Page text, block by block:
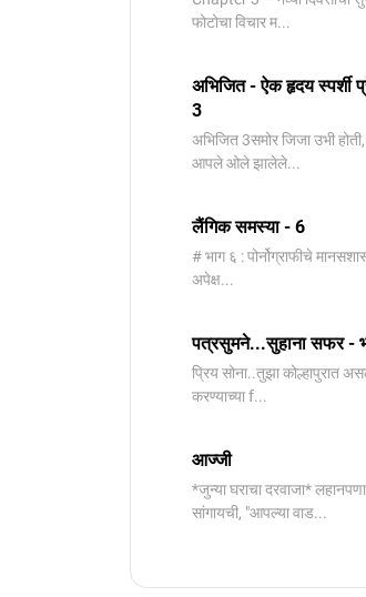
फोटोचा विचार म...
अभिजित - ऐक हृदय स्पर्शी
3
️अभिजित ️3समोर जिजा उभी
आपले ओले झालेले...
लैंगिक समस्या - 6
# भाग ६ : पोर्नोग्राफीचे
अपेक्ष...
पत्रसुमने...सुहाना सफर -
प्रिय सोना..तुझा कोल्हापुरात
करण्याच्या f...
आज्जी
*जुन्या घराचा दरवाजा*
सांगायची, "आपल्या वाड...